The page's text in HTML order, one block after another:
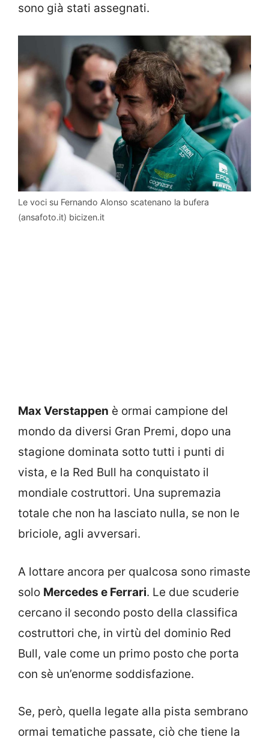
sono già stati assegnati.
Le voci su Fernando Alonso scatenano la bufera
(ansafoto.it) bicizen.it
Max Verstappen è ormai campione del
mondo da diversi Gran Premi, dopo una
stagione dominata sotto tutti i punti di
vista, e la Red Bull ha conquistato il
mondiale costruttori. Una supremazia
totale che non ha lasciato nulla, se non le
briciole, agli avversari.
A lottare ancora per qualcosa sono rimaste
solo Mercedes e Ferrari. Le due scuderie
cercano il secondo posto della classifica
costruttori che, in virtù del dominio Red
Bull, vale come un primo posto che porta
con sè un’enorme soddisfazione.
Se, però, quella legate alla pista sembrano
ormai tematiche passate, ciò che tiene la